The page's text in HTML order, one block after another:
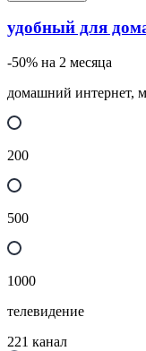
удобный для
-50% на 2 месяца
домашний интернет,
200
500
1000
телевидение
221 канал